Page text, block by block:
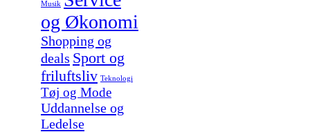
Musik
og Økonomi
Shopping og
deals Sport og
friluftsliv Teknologi
Tøj og Mode
Uddannelse og
Ledelse